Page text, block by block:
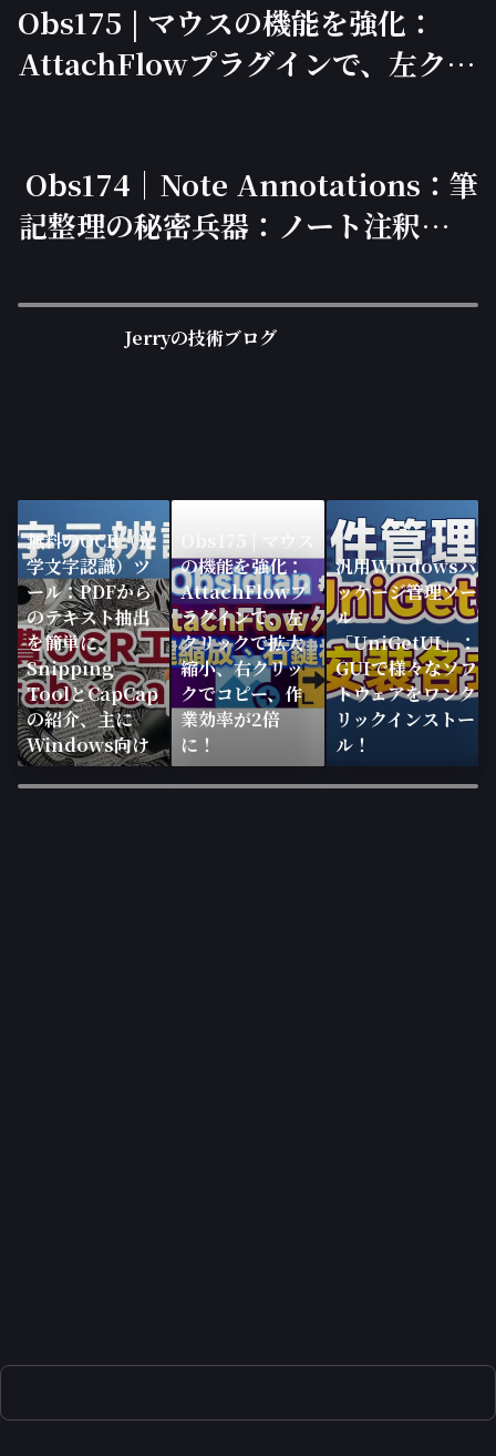
Obs175 | マウスの機能を強化：
AttachFlowプラグインで、左クリ
Obs174｜Note Annotations：筆
記整理の秘密兵器：ノート注釈－ポ
習
Jerryの技術ブログ
無料のOCR（光
学文字認識）ツ
ール：PDFから
のテキスト抽出
を簡単に、
Snipping
ToolとCapCap
の紹介、主に
Windows向け
の機能を強化：
AttachFlowプ
ラグインで、左
クリックで拡大
縮小、右クリッ
クでコピー、作
業効率が2倍
に！
汎用Windowsパ
ッケージ管理ツー
ル
「UniGetUI」：
GUIで様々なソフ
トウェアをワンク
リックインストー
ル！